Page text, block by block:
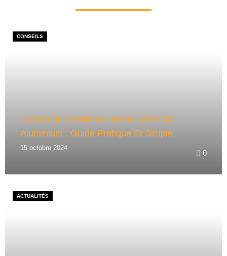
Comment Choisir Ses Menuiseries En
Aluminium : Guide Pratique Et Simple
15 octobre 2024
CONSEILS
0
ACTUALITÉS